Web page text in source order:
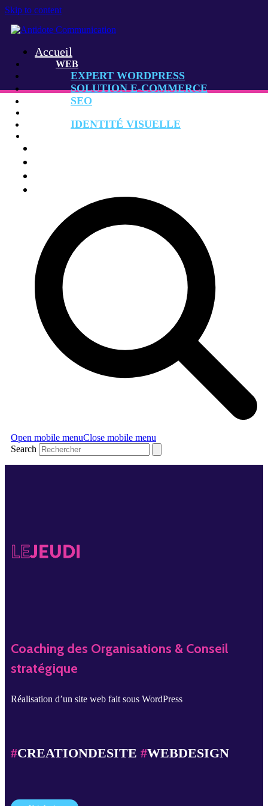
Skip to content
Accueil
WEB
EXPERT WORDPRESS
SOLUTION E-COMMERCE
SEO
IDENTITÉ VISUELLE
Open mobile menuClose mobile menu
Search
LEJEUDI
Coaching des Organisations & Conseil
stratégique
Réalisation d’un site web fait sous WordPress
#CREATIONDESITE #WEBDESIGN